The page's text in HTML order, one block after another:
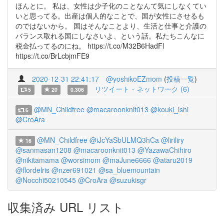
ほんとに。 私は、女性は少子化のことなんて気にしなくてい
いと思ってる。出産は個人的なことで、国が女性にさせるも
のではないから。 国はそんなことより、生活と仕事と介護の
バランス取れる国にしなさいよ、という話。私たちこんなに
税金払ってるのにね。 https://t.co/M32B6HadFl
https://t.co/BrLcbjmFE9
2020-12-31 22:41:17 @yoshikoEZmom (投稿一覧)
5 20 0.306 リツイート・ネットワーク (6)
6 @MN_Childfree @macaroonknit013 @kouki_ishi
@CroAra
16 @MN_Childfree @iJcYaSbULMQ3hCa @liriliry
@sanmasan1208 @macaroonknit013 @YazawaChihiro
@nikitamama @worsimom @maJune6666 @ataru2019
@flordelris @nzer691021 @sa_bluemountain
@Nocchi50210545 @CroAra @suzukisgr
収集済み URL リスト